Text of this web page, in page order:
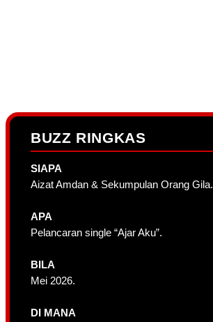
BUZZ RINGKAS
SIAPA
Aizat Amdan & Sekumpulan Orang Gila.
APA
Pelancaran single “Ajar Aku”.
BILA
Mei 2026.
DI MANA